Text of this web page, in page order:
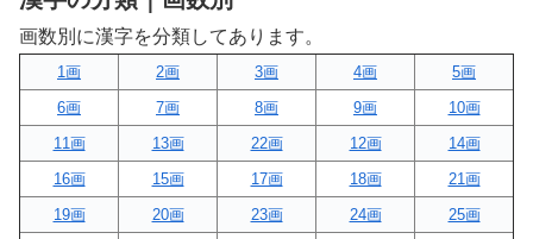
画数別に漢字を分類してあります。
1画 2画 3画 4画
5画
6画
7画 8画 9画
10画
11画
13画 22画 12画
14画
16画
15画 17画 18画
21画
19画
20画 23画 24画
25画